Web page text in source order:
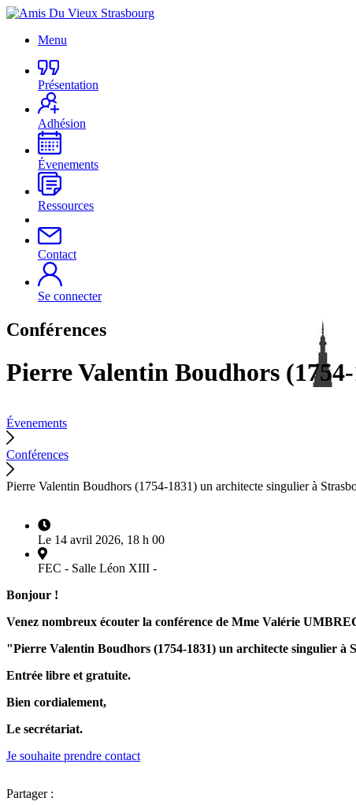
Menu
Présentation
Adhésion
Évenements
Ressources
Contact
Se connecter
Conférences
Pierre Valentin Boudhors
Évenements
Conférences
Pierre Valentin Boudhors (1754-1831) un architecte singulier à
Le 14 avril 2026, 18 h 00
FEC - Salle Léon XIII -
Bonjour !
Venez nombreux écouter la conférence de Mme Valérie
"Pierre Valentin Boudhors (1754-1831) un architecte singulier à
Entrée libre et gratuite.
Bien cordialement,
Le secrétariat.
Je souhaite prendre contact
Partager :